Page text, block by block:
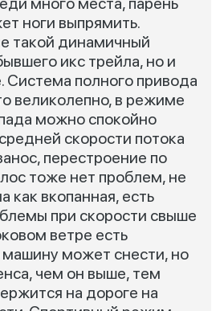
ноги выпрямить.
такой динамичный
икс трейла, но и
Система полного привода
великолепно, в режиме
можно спокойно
скорости потока
перестроение по
тоже нет проблем, не
как вкопанная, есть
при скорости свыше
ветре есть
может снести, но
чем он выше, тем
на дороге на